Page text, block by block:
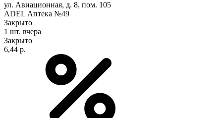
ул. Авиационная, д. 8, пом. 105
ADEL Аптека №49
Закрыто
1 шт. вчера
Закрыто
6,44 р.